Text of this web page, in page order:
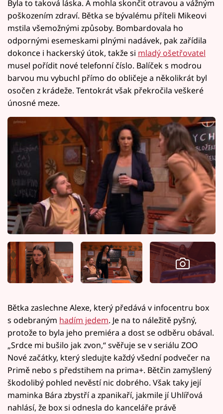
Byla to taková láska. A mohla skončit otravou a vážným
poškozením zdraví. Bětka se bývalému příteli Mikeovi
mstila všemožnými způsoby. Bombardovala ho
odpornými esemeskami plnými nadávek, pak zařídila
dokonce i hackerský útok, takže si mladý ošetřovatel
musel pořídit nové telefonní číslo. Balíček s modrou
barvou mu vybuchl přímo do obličeje a několikrát byl
osočen z krádeže. Tentokrát však překročila veškeré
únosné meze.
Bětka zaslechne Alexe, který předává v infocentru box
s odebraným hadím jedem. Je na to náležitě pyšný,
protože to byla jeho premiéra a dost se odběru obával.
„Srdce mi bušilo jak zvon,“ svěřuje se v seriálu ZOO
Nové začátky, který sledujte každý všední podvečer na
Primě nebo s předstihem na prima+. Bětčin zamyšlený
škodolibý pohled nevěstí nic dobrého. Však taky její
maminka Bára zbystří a zpanikaří, jakmile jí Uhlířová
nahlásí, že box si odnesla do kanceláře právě